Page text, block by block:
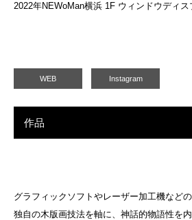
2022年NEWoMan横浜 1F ウィンドウディス
WEB Instagram
作品
グラフィックソフトやレーザー加工機など
独自の木版画技法を軸に、神話的物語性を